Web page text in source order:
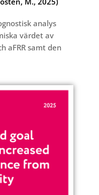
analys
värdet av
aFRR samt den